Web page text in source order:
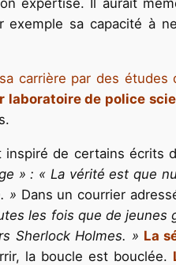
expertise. Il aurait
exemple sa capacité à
carrière par des
laboratoire de police
inspiré de certains
» : « La vérité est que
» Dans un courrier
les fois que de jeunes
Sherlock Holmes. » La
la boucle est bouclée.